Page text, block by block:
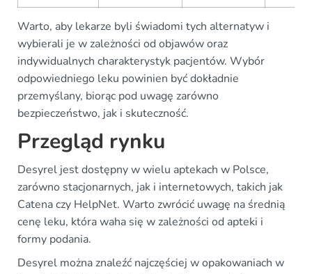
Warto, aby lekarze byli świadomi tych alternatyw i
wybierali je w zależności od objawów oraz
indywidualnych charakterystyk pacjentów. Wybór
odpowiedniego leku powinien być dokładnie
przemyślany, biorąc pod uwagę zarówno
bezpieczeństwo, jak i skuteczność.
Przegląd rynku
Desyrel jest dostępny w wielu aptekach w Polsce,
zarówno stacjonarnych, jak i internetowych, takich jak
Catena czy HelpNet. Warto zwrócić uwagę na średnią
cenę leku, która waha się w zależności od apteki i
formy podania.
Desyrel można znaleźć najczęściej w opakowaniach w